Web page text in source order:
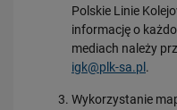
Polskie Linie
informację o
mediach należy
igk@plk-sa.pl .
Wykorzystanie